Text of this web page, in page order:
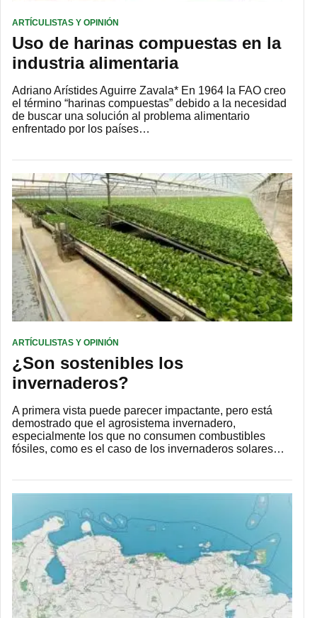
ARTÍCULISTAS Y OPINIÓN
Uso de harinas compuestas en la
industria alimentaria
Adriano Arístides Aguirre Zavala* En 1964 la FAO creo
el término “harinas compuestas” debido a la necesidad
de buscar una solución al problema alimentario
enfrentado por los países…
ARTÍCULISTAS Y OPINIÓN
¿Son sostenibles los
invernaderos?
A primera vista puede parecer impactante, pero está
demostrado que el agrosistema invernadero,
especialmente los que no consumen combustibles
fósiles, como es el caso de los invernaderos solares…